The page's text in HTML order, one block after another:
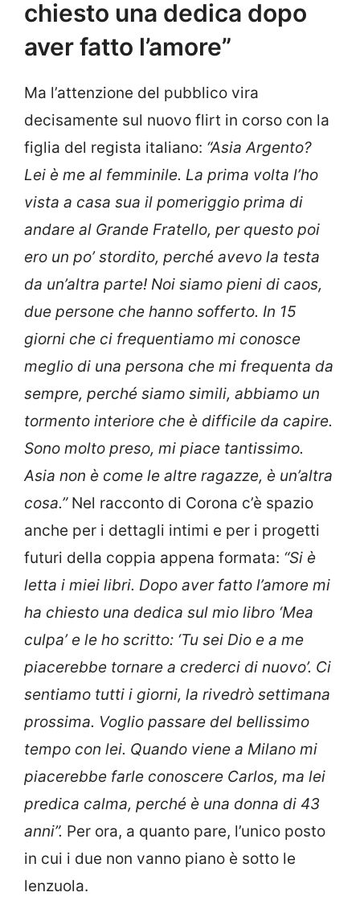
chiesto una dedica dopo
aver fatto l’amore”
Ma l’attenzione del pubblico vira
decisamente sul nuovo flirt in corso con la
figlia del regista italiano: “Asia Argento?
Lei è me al femminile. La prima volta l’ho
vista a casa sua il pomeriggio prima di
andare al Grande Fratello, per questo poi
ero un po’ stordito, perché avevo la testa
da un’altra parte! Noi siamo pieni di caos,
due persone che hanno sofferto. In 15
giorni che ci frequentiamo mi conosce
meglio di una persona che mi frequenta da
sempre, perché siamo simili, abbiamo un
tormento interiore che è difficile da capire.
Sono molto preso, mi piace tantissimo.
Asia non è come le altre ragazze, è un’altra
cosa.”Nel racconto di Corona c’è spazio
anche per i dettagli intimi e per i progetti
futuri della coppia appena formata: “Si è
letta i miei libri. Dopo aver fatto l’amore mi
ha chiesto una dedica sul mio libro ‘Mea
culpa’ e le ho scritto: ‘Tu sei Dio e a me
piacerebbe tornare a crederci di nuovo’. Ci
sentiamo tutti i giorni, la rivedrò settimana
prossima. Voglio passare del bellissimo
tempo con lei. Quando viene a Milano mi
piacerebbe farle conoscere Carlos, ma lei
predica calma, perché è una donna di 43
anni”. Per ora, a quanto pare, l’unico posto
in cui i due non vanno piano è sotto le
lenzuola.